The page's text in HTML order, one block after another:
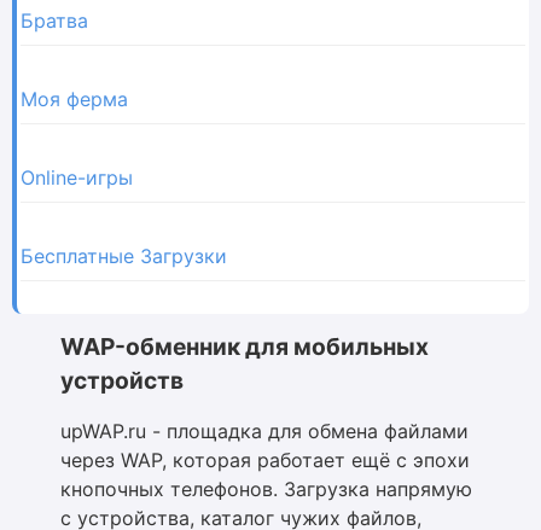
Братва
Моя ферма
Online-игры
Бесплатные Загрузки
WAP-обменник для мобильных
устройств
upWAP.ru - площадка для обмена файлами
через WAP, которая работает ещё с эпохи
кнопочных телефонов. Загрузка напрямую
с устройства, каталог чужих файлов,